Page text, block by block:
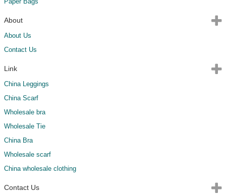
About
About Us
Contact Us
Link
China Leggings
China Scarf
Wholesale bra
Wholesale Tie
China Bra
Wholesale scarf
China wholesale clothing
Contact Us